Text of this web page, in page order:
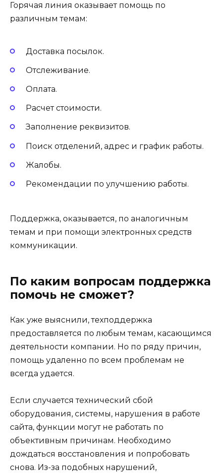
Горячая линия оказывает помощь по
различным темам:
Доставка посылок.
Отслеживание.
Оплата.
Расчет стоимости.
Заполнение реквизитов.
Поиск отделений, адрес и график работы.
Жалобы.
Рекомендации по улучшению работы.
Поддержка, оказывается, по аналогичным
темам и при помощи электронных средств
коммуникации.
По каким вопросам поддержка
помочь не сможет?
Как уже выяснили, техподдержка
предоставляется по любым темам, касающимся
деятельности компании. Но по ряду причин,
помощь удаленно по всем проблемам не
всегда удается.
Если случается технический сбой
оборудования, системы, нарушения в работе
сайта, функции могут не работать по
объективным причинам. Необходимо
дождаться восстановления и попробовать
снова. Из-за подобных нарушений,